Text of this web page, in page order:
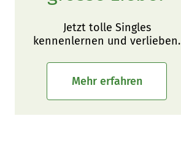
Jetzt tolle Singles
kennenlernen und verlieben.
Mehr erfahren